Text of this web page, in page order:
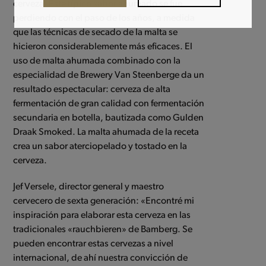
cerveza. Este típico sabor ahumado se fue
perdiendo con el paso de los años, a medida
que las técnicas de secado de la malta se
hicieron considerablemente más eficaces. El
uso de malta ahumada combinado con la
especialidad de Brewery Van Steenberge da un
resultado espectacular: cerveza de alta
fermentación de gran calidad con fermentación
secundaria en botella, bautizada como Gulden
Draak Smoked. La malta ahumada de la receta
crea un sabor aterciopelado y tostado en la
cerveza.
Jef Versele, director general y maestro
cervecero de sexta generación: «Encontré mi
inspiración para elaborar esta cerveza en las
tradicionales «rauchbieren» de Bamberg. Se
pueden encontrar estas cervezas a nivel
internacional, de ahí nuestra convicción de